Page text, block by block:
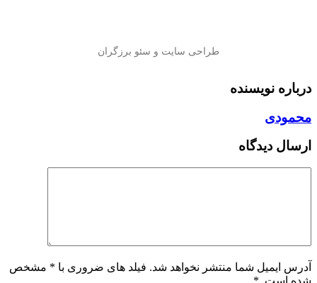
درباره نویسنده
محمودی
ارسال دیدگاه
آدرس ایمیل شما منتشر نخواهد شد. فیلد های ضروری با * مشخص
شده است. *